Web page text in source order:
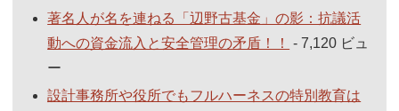
著名人が名を連ねる「辺野古基金」の影：抗議活
動への資金流入と安全管理の矛盾！！
- 7,120 ビュ
ー
設計事務所や役所でもフルハーネスの特別教育は